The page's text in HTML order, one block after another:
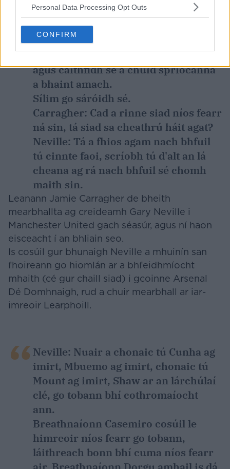
Personal Data Processing Opt Outs
CONFIRM
agus má bhíonn siad sa 13ú háit nó sa
14ú háit i mí Dheireadh Fómhair nó i
mí na Samhna, beidh brú ollmhór air.
Is é bainisteoir Manchester United é
agus caithfidh sé a chuid spriocanna
a bhaint amach.
Sílim go sáróidh sé.
Carragher: Cad a rinne siad níos fearr
ná sin, tá siad sa cheathrú háit agat?
Neville: Tá a fhios agam nach bhfuil
tú cinnte faoi, scríobh tú d'alt an lá
cheana ag rá nach bhfuil sé chomh
maith sin.
Leanann Jamie Carragher de bheith
mearbhallta ag creideamh Gary Neville i
Manchester United gach séasúr, agus ní haon
eisceacht í an bhliain seo.
Is cosúil gur bhunaigh Neville a mhuinín san
fhoireann go hiomlán ar a bhfeidhmíocht
mhaith (cé gur chaill siad) i gcoinne Arsenal
Dé Domhnaigh, rud a chuir mearbhall ar iar-
imreoir Learphoill.
Neville: Nuair a chonaic tú Cunha ag
imirt, Mbuemo ag imirt, chonaic tú
Mount ag imirt, Shaw ar an lárchúlaí
clé, go tobann bhí cothromaíocht
ann.
Breathnaíonn Casemiro cosúil le
himreoir níos fearr go tobann,
láithreach bonn bhí cuma níos fearr